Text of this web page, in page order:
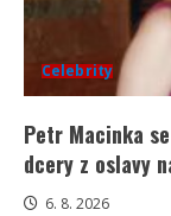
Celebrity
Petr Macinka
dcery z oslavy
6. 8. 2026